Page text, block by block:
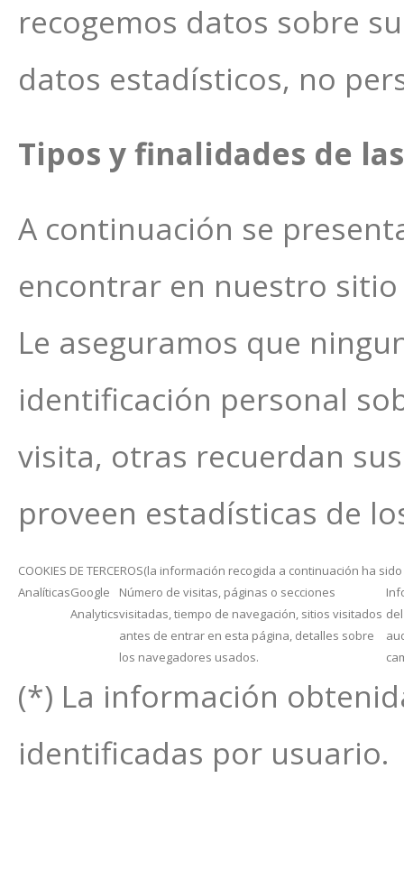
recogemos datos sobre
datos estadísticos, no
Tipos y finalidades de
A continuación se
encontrar en nuestro
Le aseguramos que
identificación personal
visita, otras recuerdan
proveen estadísticas de
COOKIES DE TERCEROS(la información recogida a continuación ha
AnalíticasGoogle
Analytics
Número de visitas, páginas o secciones
visitadas, tiempo de navegación, sitios visitados
antes de entrar en esta página, detalles sobre
los navegadores usados.
(*) La información
identificadas por usuario.